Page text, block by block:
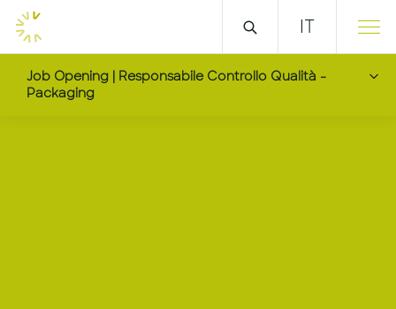
IT
Job Opening | Responsabile Controllo Qualità -
Packaging